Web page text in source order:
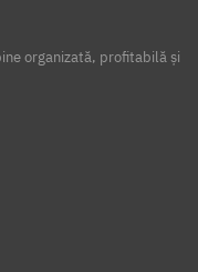
organizată, profitabilă și